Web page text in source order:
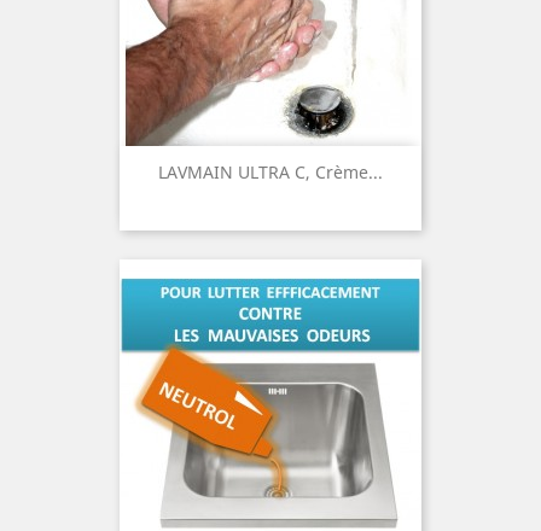
LAVMAIN ULTRA C, Crème...